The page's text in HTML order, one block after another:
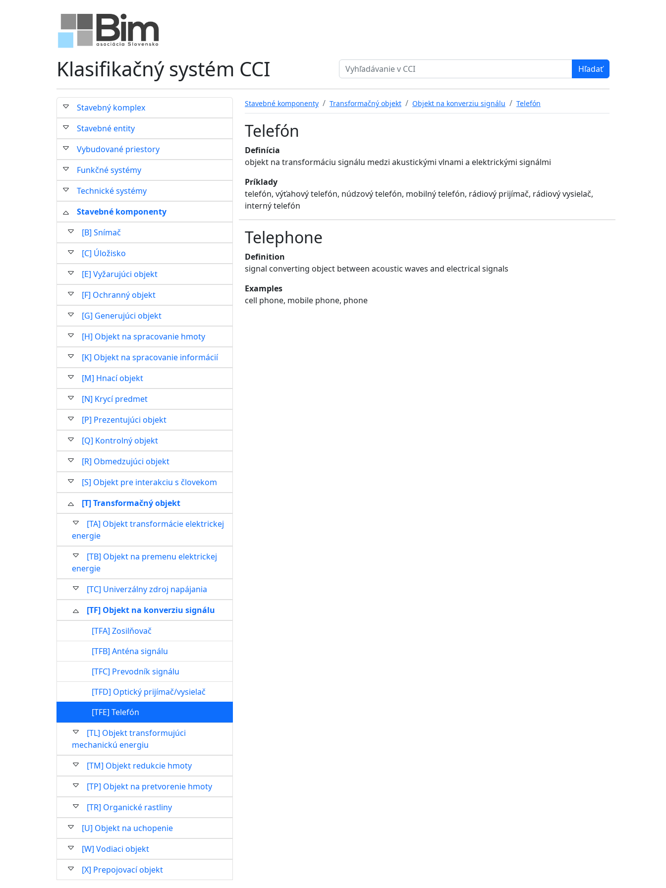
Klasifikačný systém CCI Search term
Stavebný komplex
Stavebné entity
Vybudované priestory
Funkčné systémy
Technické systémy
Stavebné komponenty
[B] Snímač
[C] Úložisko
[E] Vyžarujúci objekt
[F] Ochranný objekt
[G] Generujúci objekt
[H] Objekt na spracovanie hmoty
[K] Objekt na spracovanie informácií
[M] Hnací objekt
[N] Krycí predmet
[P] Prezentujúci objekt
[Q] Kontrolný objekt
[R] Obmedzujúci objekt
[S] Objekt pre interakciu s človekom
[T] Transformačný objekt
[TA] Objekt transformácie elektrickej
energie
[TB] Objekt na premenu elektrickej
energie
[TC] Univerzálny zdroj napájania
[TF] Objekt na konverziu signálu
[TFA] Zosilňovač
[TFB] Anténa signálu
[TFC] Prevodník signálu
[TFD] Optický prijímač/vysielač
[TFE] Telefón
[TL] Objekt transformujúci
mechanickú energiu
[TM] Objekt redukcie hmoty
[TP] Objekt na pretvorenie hmoty
[TR] Organické rastliny
[U] Objekt na uchopenie
[W] Vodiaci objekt
[X] Prepojovací objekt
Stavebné komponenty Transformačný objekt Objekt na konverziu signálu Telefón
Telefón
Definícia
objekt na transformáciu signálu medzi akustickými vlnami a elektrickými signálmi
Príklady
telefón, výťahový telefón, núdzový telefón, mobilný telefón, rádiový prijímač, rádiový vysielač,
interný telefón
Telephone
Definition
signal converting object between acoustic waves and electrical signals
Examples
cell phone, mobile phone, phone